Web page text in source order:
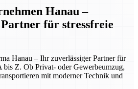
Hanau –
für stressfreie
Hanau – Ihr zuverlässiger Partner für
bis Z. Ob Privat- oder Gewerbeumzug,
mit moderner Technik und